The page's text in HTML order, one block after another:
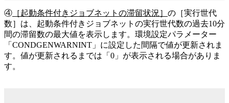
④ ［起動条件付きジョブネットの滞留状況］ の［実行世代
数］は、起動条件付きジョブネットの実行世代数の過去10分
間の滞留数の最大値を表示します。環境設定パラメーター
「CONDGENWARNINT」に設定した間隔で値が更新されま
す。値が更新されるまでは「0」が表示される場合がありま
す。